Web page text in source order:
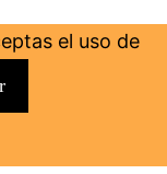
el uso de